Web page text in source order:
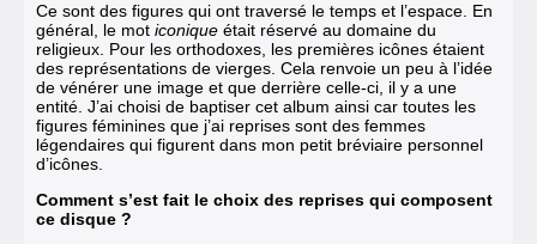
Ce sont des figures qui ont traversé le temps et l’espace. En
général, le mot iconique était réservé au domaine du
religieux. Pour les orthodoxes, les premières icônes étaient
des représentations de vierges. Cela renvoie un peu à l’idée
de vénérer une image et que derrière celle-ci, il y a une
entité. J’ai choisi de baptiser cet album ainsi car toutes les
figures féminines que j’ai reprises sont des femmes
légendaires qui figurent dans mon petit bréviaire personnel
d’icônes.
Comment s’est fait le choix des reprises qui composent
ce disque ?